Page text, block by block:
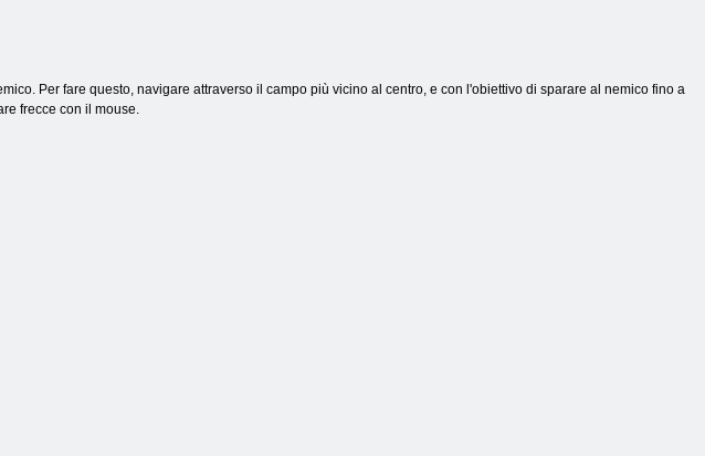
Per fare questo, navigare attraverso il campo più vicino al centro, e con l'obiettivo di sparare al nemico fino a
frecce con il mouse.